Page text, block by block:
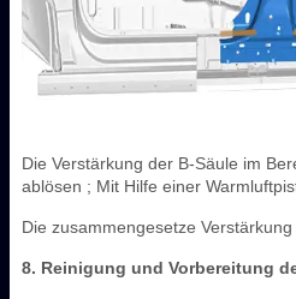
Die Verstärkung der B-Säule im
ablösen ; Mit Hilfe einer
Die zusammengesetze
8. Reinigung und Vorbereitung